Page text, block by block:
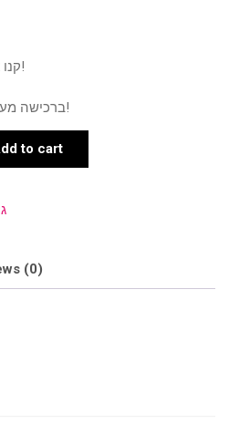
קנו את המוצר ותרוויחו 2 נקודות!
ברכישה מעל 500 ש"ח תרוויחו 4 נקודות!
to cart
(0)